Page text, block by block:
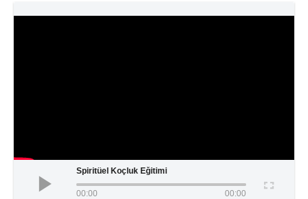
Spiritüel Koçluk Eğitimi
00:00 00:00